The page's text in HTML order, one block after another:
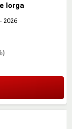
Iorga
- 2026